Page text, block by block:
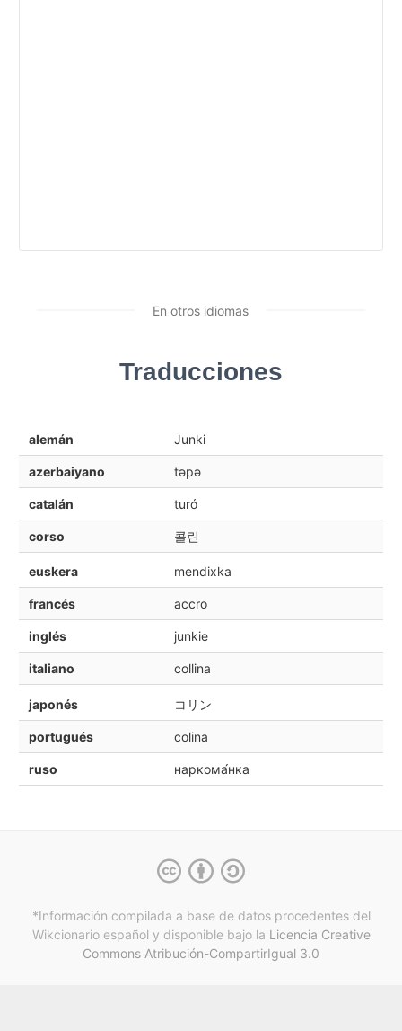
En otros idiomas
Traducciones
alemán Junki
azerbaiyano təpə
catalán turó
corso 콜린
euskera mendixka
francés accro
inglés junkie
italiano collina
japonés コリン
portugués colina
ruso наркома́нка
*Información compilada a base de datos procedentes del
Wikcionario español y disponible bajo la Licencia Creative
Commons Atribución-CompartirIgual 3.0